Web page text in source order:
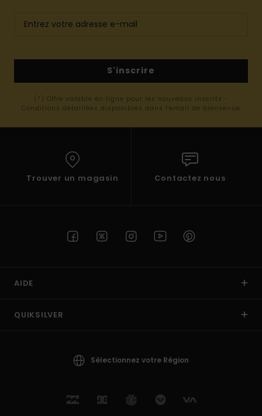
S'inscrire
(*) Offre valable en ligne pour les nouveaux inscrits -
Conditions détaillées disponibles dans l'email de bienvenue
Trouver un magasin Contactez nous
AIDE
QUIKSILVER
Sélectionnez votre Région